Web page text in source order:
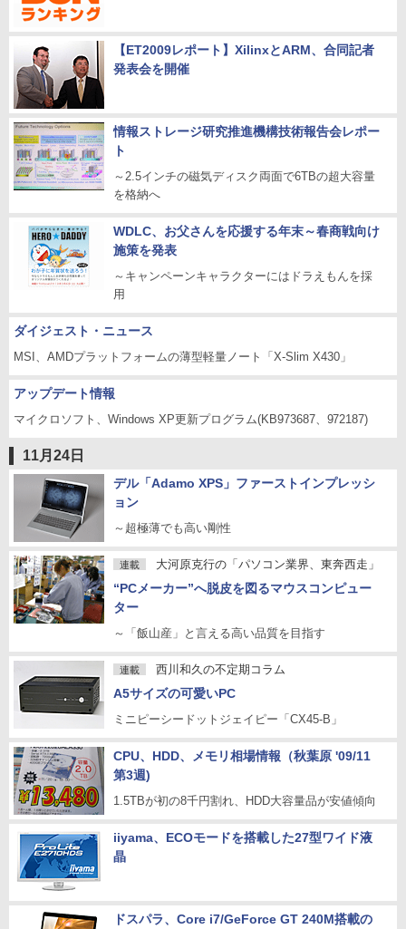
【ET2009レポート】XilinxとARM、合同記者
発表会を開催
情報ストレージ研究推進機構技術報告会レポー
ト
～2.5インチの磁気ディスク両面で6TBの超大容量
を格納へ
WDLC、お父さんを応援する年末～春商戦向け
施策を発表
～キャンペーンキャラクターにはドラえもんを採
用
ダイジェスト・ニュース
MSI、AMDプラットフォームの薄型軽量ノート「X-Slim X430」
アップデート情報
マイクロソフト、Windows XP更新プログラム(KB973687、972187)
11月24日
デル「Adamo XPS」ファーストインプレッシ
ョン
～超極薄でも高い剛性
連載 大河原克行の「パソコン業界、東奔西走」
“PCメーカー”へ脱皮を図るマウスコンピュー
ター
～「飯山産」と言える高い品質を目指す
連載 西川和久の不定期コラム
A5サイズの可愛いPC
ミニピーシードットジェイピー「CX45-B」
CPU、HDD、メモリ相場情報（秋葉原 '09/11
第3週)
1.5TBが初の8千円割れ、HDD大容量品が安値傾向
iiyama、ECOモードを搭載した27型ワイド液
晶
ドスパラ、Core i7/GeForce GT 240M搭載の